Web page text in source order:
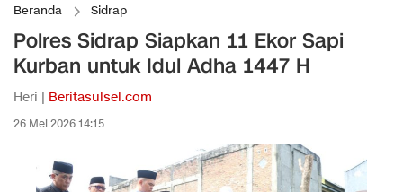
Beranda Sidrap
Polres Sidrap Siapkan 11 Ekor Sapi
Kurban untuk Idul Adha 1447 H
Heri | Beritasulsel.com
26 Mei 2026 14:15